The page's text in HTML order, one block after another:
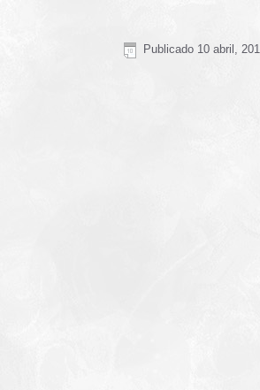
Publicado 10 abril,